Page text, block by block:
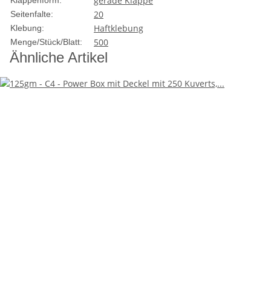
robuste und langlebige Lösung für den täglichen
Gebrauch.
Format und Kapazität:Die C4-Größe ist ideal für
Dokumente im A4-Format. Sie bietet genug Platz für bis
zu 200 Kuverts, was sie zu einer ausgezeichneten Wahl
Mengen an Dokumenten versenden.
Seitenfalte: 20
Klebung: Haftklebung
Menge/Stück/Blatt: 500
Ähnliche Artikel